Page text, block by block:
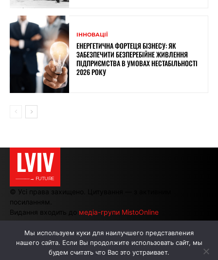
ІННОВАЦІЇ
ЕНЕРГЕТИЧНА ФОРТЕЦЯ БІЗНЕСУ: ЯК
ЗАБЕЗПЕЧИТИ БЕЗПЕРЕБІЙНЕ ЖИВЛЕННЯ
ПІДПРИЄМСТВА В УМОВАХ НЕСТАБІЛЬНОСТІ
2026 РОКУ
LVIV
———→ FUTURE
© Усі права захищено. Цитування — з активним
посиланням.
Видання входить до медіа-групи MistoOnline
АВТОРИ РЕКЛАМА НА САЙТІ
Мы используем куки для наилучшего представления
нашего сайта. Если Вы продолжите использовать сайт, мы
будем считать что Вас это устраивает.